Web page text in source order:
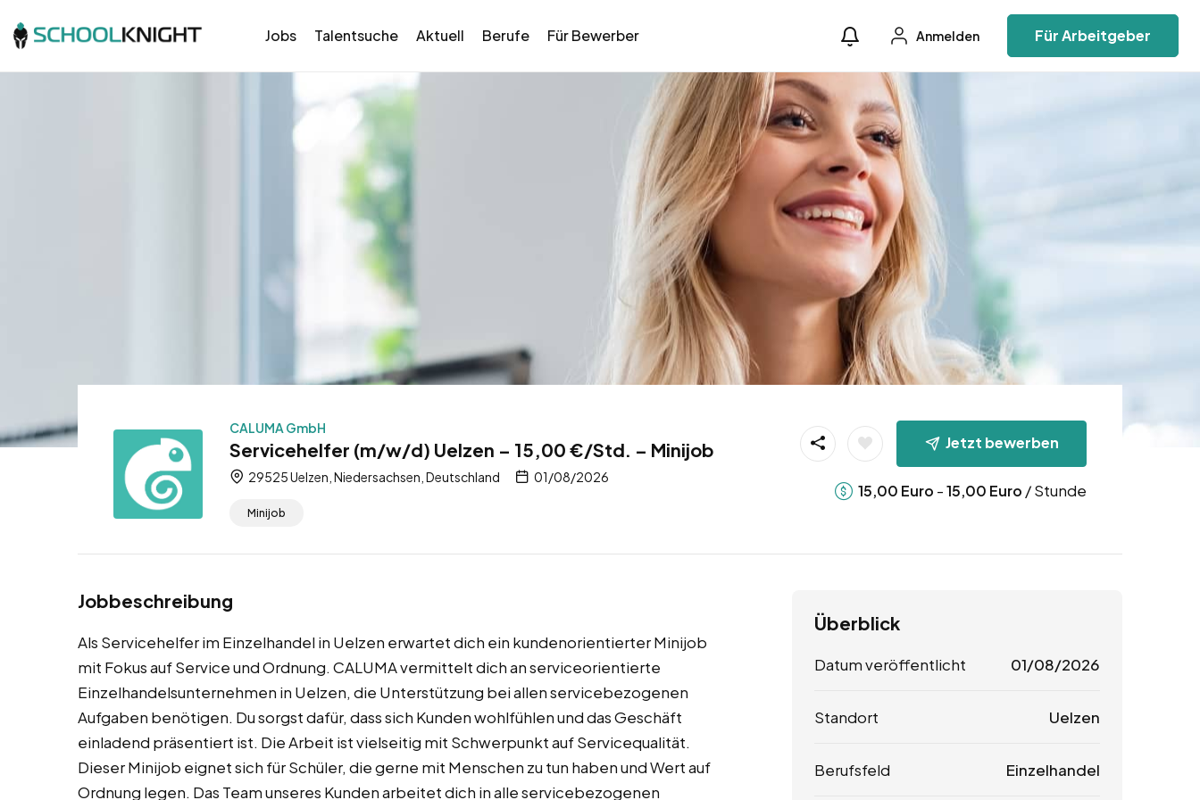
Jobs Talentsuche Aktuell Berufe Für Bewerber Anmelden Für Arbeitgeber
CALUMA GmbH
Servicehelfer (m/w/d) Uelzen – 15,00 €/Std. – Minijob
29525 Uelzen, Niedersachsen, Deutschland 01/08/2026
Minijob
Jetzt bewerben
15,00 Euro -15,00 Euro / Stunde
Jobbeschreibung
Als Servicehelfer im Einzelhandel in Uelzen erwartet dich ein kundenorientierter Minijob
mit Fokus auf Service und Ordnung. CALUMA vermittelt dich an serviceorientierte
Einzelhandelsunternehmen in Uelzen, die Unterstützung bei allen servicebezogenen
Aufgaben benötigen. Du sorgst dafür, dass sich Kunden wohlfühlen und das Geschäft
einladend präsentiert ist. Die Arbeit ist vielseitig mit Schwerpunkt auf Servicequalität.
Dieser Minijob eignet sich für Schüler, die gerne mit Menschen zu tun haben und Wert auf
Ordnung legen. Das Team unseres Kunden arbeitet dich in alle servicebezogenen
Überblick
Datum veröffentlicht 01/08/2026
Standort Uelzen
Berufsfeld Einzelhandel